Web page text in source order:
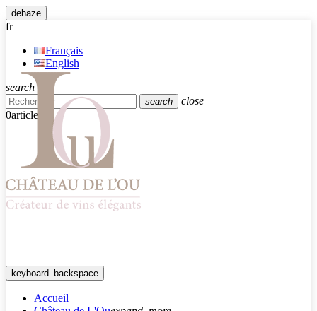
dehaze
fr
Français
English
search
search
close
0article
keyboard_backspace
Accueil